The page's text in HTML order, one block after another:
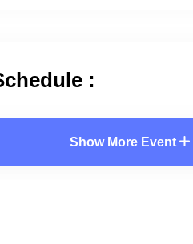
:
Show More Event